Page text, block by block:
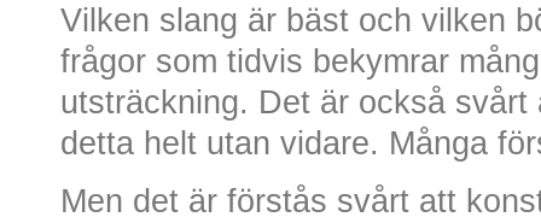
Vilken slang är bäst och vilken
frågor som tidvis bekymrar
utsträckning. Det är också
detta helt utan vidare. Många
Men det är förstås svårt att